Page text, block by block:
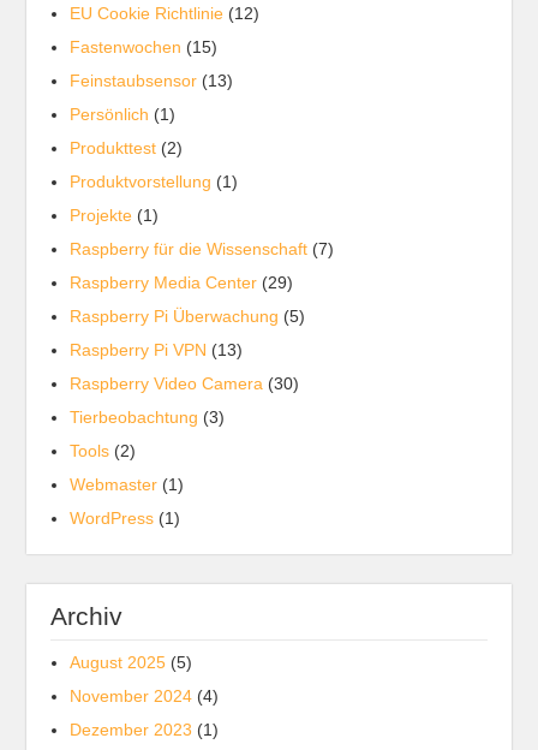
EU Cookie Richtlinie (12)
Fastenwochen (15)
Feinstaubsensor (13)
Persönlich (1)
Produkttest (2)
Produktvorstellung (1)
Projekte (1)
Raspberry für die Wissenschaft (7)
Raspberry Media Center (29)
Raspberry Pi Überwachung (5)
Raspberry Pi VPN (13)
Raspberry Video Camera (30)
Tierbeobachtung (3)
Tools (2)
Webmaster (1)
WordPress (1)
Archiv
August 2025 (5)
November 2024 (4)
Dezember 2023 (1)